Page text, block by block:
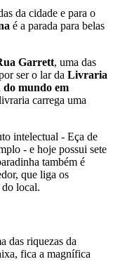
da cidade e para o
é a parada para belas
Garrett, uma das
ser o lar da Livraria
mundo em
carrega uma
intelectual - Eça de
- e hoje possui sete
também é
que liga os
local.
das riquezas da
fica a magnífica